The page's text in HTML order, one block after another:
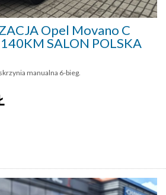
Opel Movano C
SALON POLSKA
manualna 6-bieg.